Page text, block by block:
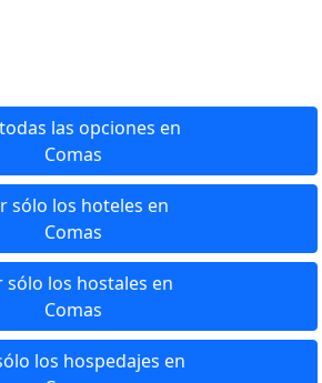
las opciones en
Comas
sólo los hoteles en
Comas
sólo los hostales en
Comas
los hospedajes en